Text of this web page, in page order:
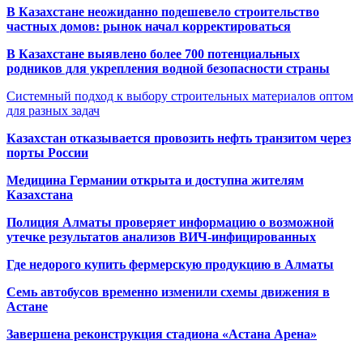
В Казахстане неожиданно подешевело строительство
частных домов: рынок начал корректироваться
В Казахстане выявлено более 700 потенциальных
родников для укрепления водной безопасности страны
Системный подход к выбору строительных материалов оптом
для разных задач
Казахстан отказывается провозить нефть транзитом через
порты России
Медицина Германии открыта и доступна жителям
Казахстана
Полиция Алматы проверяет информацию о возможной
утечке результатов анализов ВИЧ-инфицированных
Где недорого купить фермерскую продукцию в Алматы
Семь автобусов временно изменили схемы движения в
Астане
Завершена реконструкция стадиона «Астана Арена»